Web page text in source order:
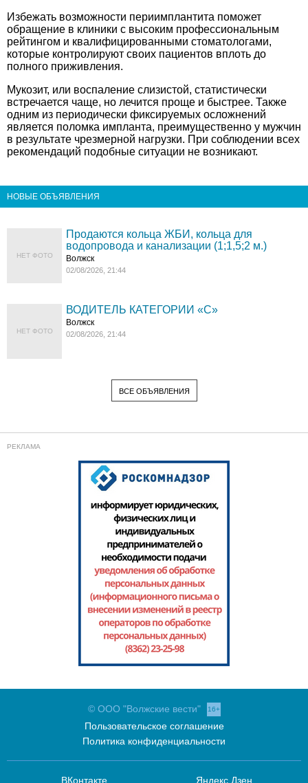
Избежать возможности периимплантита поможет
обращение в клиники с высоким профессиональным
рейтингом и квалифицированными стоматологами,
которые контролируют своих пациентов вплоть до
полного приживления.
Мукозит, или воспаление слизистой, статистически
встречается чаще, но лечится проще и быстрее. Также
одним из периодически фиксируемых осложнений
является поломка импланта, преимущественно у мужчин
в результате чрезмерной нагрузки. При соблюдении всех
рекомендаций подобные ситуации не возникают.
НОВЫЕ ОБЪЯВЛЕНИЯ
НЕТ ФОТО
Продаются кольца ЖБИ, кольца для
водопровода и канализации (1;1,5;2 м.)
Волжск
02/08/2026, 21:44
НЕТ ФОТО
ВОДИТЕЛЬ КАТЕГОРИИ «C»
Волжск
02/08/2026, 21:44
ВСЕ ОБЪЯВЛЕНИЯ
© ООО "Волжские вести" 16+
Пользовательское соглашение
Политика конфиденциальности
ВКонтакте Яндекс.Дзен